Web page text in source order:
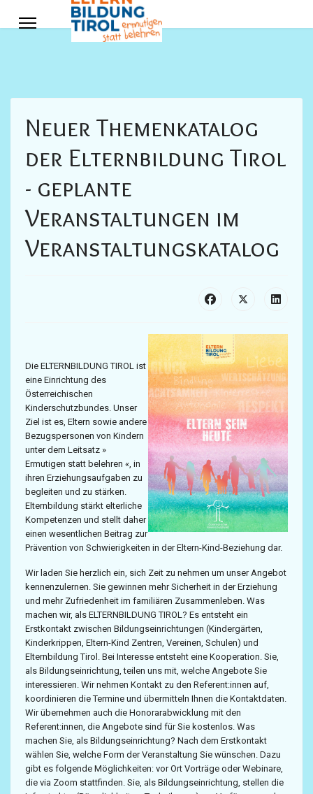
Neuer Themenkatalog
der Elternbildung Tirol
- geplante
Veranstaltungen im
Veranstaltungskatalog
Die ELTERNBILDUNG TIROL ist
eine Einrichtung des
Österreichischen
Kinderschutzbundes. Unser
Ziel ist es, Eltern sowie andere
Bezugspersonen von Kindern
unter dem Leitsatz »
Ermutigen statt belehren «, in
ihren Erziehungsaufgaben zu
begleiten und zu stärken.
Elternbildung stärkt elterliche
Kompetenzen und stellt daher
einen wesentlichen Beitrag zur
Prävention von Schwierigkeiten in der Eltern-Kind-Beziehung dar.
Wir laden Sie herzlich ein, sich Zeit zu nehmen um unser Angebot
kennenzulernen. Sie gewinnen mehr Sicherheit in der Erziehung
und mehr Zufriedenheit im familiären Zusammenleben. Was
machen wir, als ELTERNBILDUNG TIROL? Es entsteht ein
Erstkontakt zwischen Bildungseinrichtungen (Kindergärten,
Kinderkrippen, Eltern-Kind Zentren, Vereinen, Schulen) und
Elternbildung Tirol. Bei Interesse entsteht eine Kooperation. Sie,
als Bildungseinrichtung, teilen uns mit, welche Angebote Sie
interessieren. Wir nehmen Kontakt zu den Referent:innen auf,
koordinieren die Termine und übermitteln Ihnen die Kontaktdaten.
Wir übernehmen auch die Honorarabwicklung mit den
Referent:innen, die Angebote sind für Sie kostenlos. Was
machen Sie, als Bildungseinrichtung? Nach dem Erstkontakt
wählen Sie, welche Form der Veranstaltung Sie wünschen. Dazu
gibt es folgende Möglichkeiten: vor Ort Vorträge oder Webinare,
die via Zoom stattfinden. Sie, als Bildungseinrichtung, stellen die